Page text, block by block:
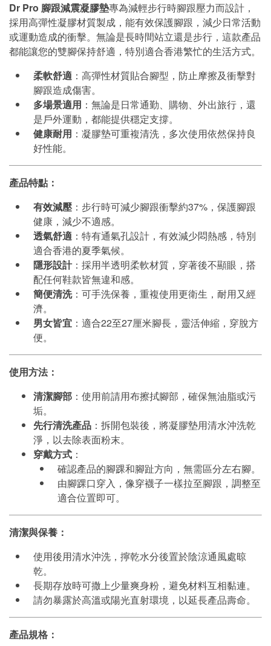
Dr Pro 腳跟減震凝膠墊專為減輕步行時腳跟壓力而設計，
採用高彈性凝膠材質製成，能有效保護腳跟，減少日常活動
或運動造成的衝擊。無論是長時間站立還是步行，這款產品
都能讓您的雙腳保持舒適，特別適合香港繁忙的生活方式。
柔軟舒適 ：高彈性材質貼合腳型，防止摩擦及衝擊對
腳跟造成傷害。
多場景適用 ：無論是日常通勤、購物、外出旅行，還
是戶外運動，都能提供穩定支撐。
健康耐用 ：凝膠墊可重複清洗，多次使用依然保持良
好性能。
產品特點：
有效減壓 ：步行時可減少腳跟衝擊約37% ，保護腳跟
健康，減少不適感。
透氣舒適 ：特有通氣孔設計，有效減少悶熱感，特別
適合香港的夏季氣候。
隱形設計：採用半透明柔軟材質，穿著後不顯眼，搭
配任何鞋款皆無違和感。
簡便清洗：可手洗保養，重複使用更衛生，耐用又經
濟。
男女皆宜 ：適合22至27厘米腳長，靈活伸縮，穿脫方
便。
使用方法：
清潔腳部 ：使用前請用布擦拭腳部，確保無油脂或污
垢。
先行清洗產品 ：拆開包裝後，將凝膠墊用清水沖洗乾
淨，以去除表面粉末。
穿戴方式 ：
確認產品的腳踝和腳趾方向，無需區分左右腳。
由腳踝口穿入，像穿襪子一樣拉至腳跟，調整至
適合位置即可。
清潔與保養：
使用後用清水沖洗，擰乾水分後置於陰涼通風處晾
乾。
長期存放時可撒上少量爽身粉，避免材料互相黏連。
請勿暴露於高溫或陽光直射環境，以延長產品壽命。
產品規格：